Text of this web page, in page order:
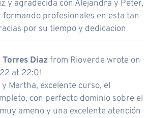
y agradecida con Alejandra y Peter,
profesionales en esta tan
por su tiempo y dedicacion
Diazfrom Rioverde wrote on
at 22:01
Martha, excelente curso, el
con perfecto dominio sobre el
ameno y una excelente atención